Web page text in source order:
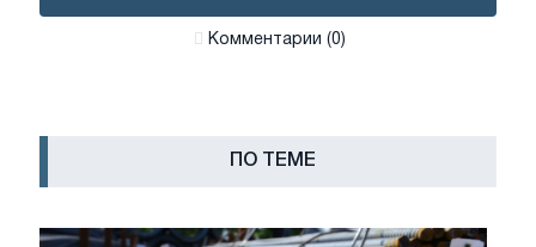
Комментарии (0)
ПО ТЕМЕ